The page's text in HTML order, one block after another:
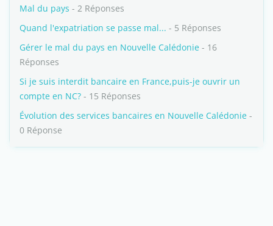
Mal du pays - 2 Réponses
Quand l'expatriation se passe mal... - 5 Réponses
Gérer le mal du pays en Nouvelle Calédonie - 16
Réponses
Si je suis interdit bancaire en France,puis-je ouvrir un
compte en NC? - 15 Réponses
Évolution des services bancaires en Nouvelle Calédonie -
0 Réponse